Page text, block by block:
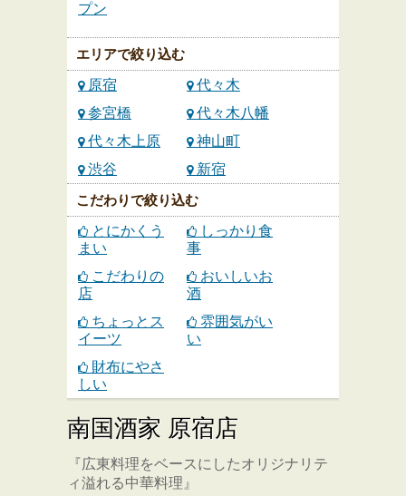
プン
エリアで絞り込む
原宿
代々木
参宮橋
代々木八幡
代々木上原
神山町
渋谷
新宿
こだわりで絞り込む
とにかくう
まい
しっかり食
事
こだわりの
店
おいしいお
酒
ちょっとス
イーツ
雰囲気がい
い
財布にやさ
しい
南国酒家 原宿店
『広東料理をベースにしたオリジナリテ
ィ溢れる中華料理』